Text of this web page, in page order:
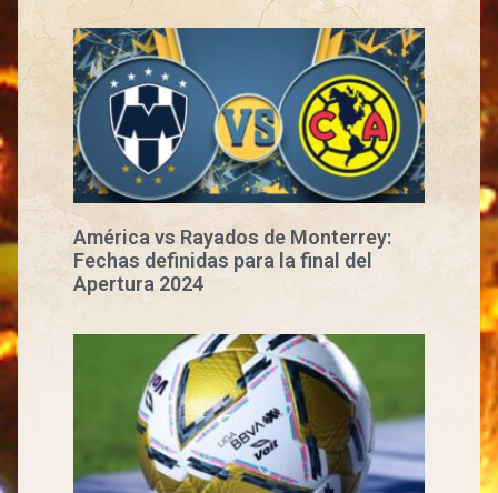
América vs Rayados de Monterrey:
Fechas definidas para la final del
Apertura 2024